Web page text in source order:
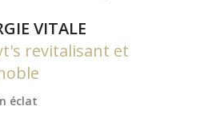
et laissez-vous aller
expertes de votre
des textures
légères et des
de la peaux.
VITALE
revitalisant et
éclat